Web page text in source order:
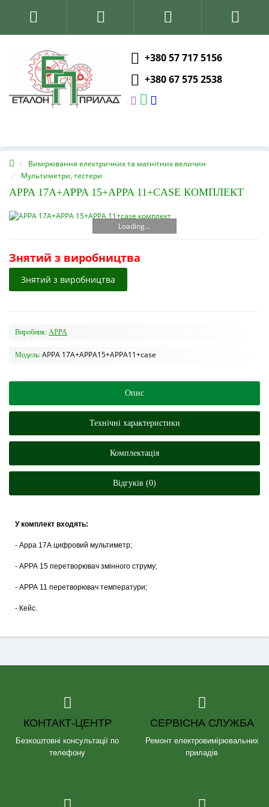
+380 57 717 5156
+380 67 575 2538
Вимірювання електричних та магнітних величин
Мультиметри, тестери
APPA 17A+APPA 15+APPA 11+CASE КОМПЛЕКТ
Loading...
Знятий з виробництва
Знятий з виробництва
Виробник: APPA
Модель: APPA 17A+APPA15+APPA11+case
Опис
Технічні характеристики
Комплектація
Відгуків (0)
У комплект входять:
- Арра 17А цифровий мультиметр;
- АРРА 15 перетворювач змінного струму;
- АРРА 11 перетворювач температури;
- Кейс.
КОНТАКТ-ЦЕНТР
Безкоштовні консультації по
телефону
СЕРВІСНА СЛУЖБА
Ремонт електровимірювальних
приладів